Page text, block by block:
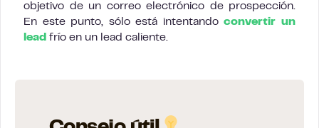
objetivo de un correo electrónico de prospección.
En este punto, sólo está intentandoconvertir un
lead frío en un lead caliente.